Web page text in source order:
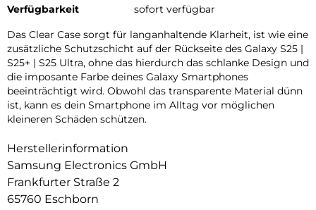
Verfügbarkeit
sofort verfügbar
Das Clear Case sorgt für langanhaltende Klarheit, ist wie eine
zusätzliche Schutzschicht auf der Rückseite des Galaxy S25 |
S25+ | S25 Ultra, ohne das hierdurch das schlanke Design und
die imposante Farbe deines Galaxy Smartphones
beeinträchtigt wird. Obwohl das transparente Material dünn
ist, kann es dein Smartphone im Alltag vor möglichen
kleineren Schäden schützen.
Herstellerinformation
Samsung Electronics GmbH
Frankfurter Straße 2
65760 Eschborn